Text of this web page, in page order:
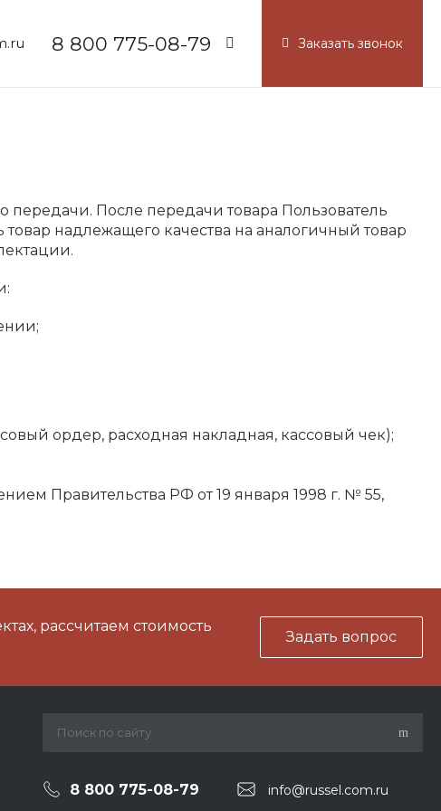
8 800 775-08-79 Заказать звонок
передачи. После передачи товара Пользователь
надлежащего качества на аналогичный товар
ордер, расходная накладная, кассовый чек);
Правительства РФ от 19 января 1998 г. № 55,
рассчитаем стоимость
Задать вопрос
8 800 775-08-79 info@russel.com.ru